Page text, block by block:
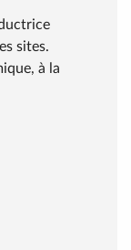
sites.
à la